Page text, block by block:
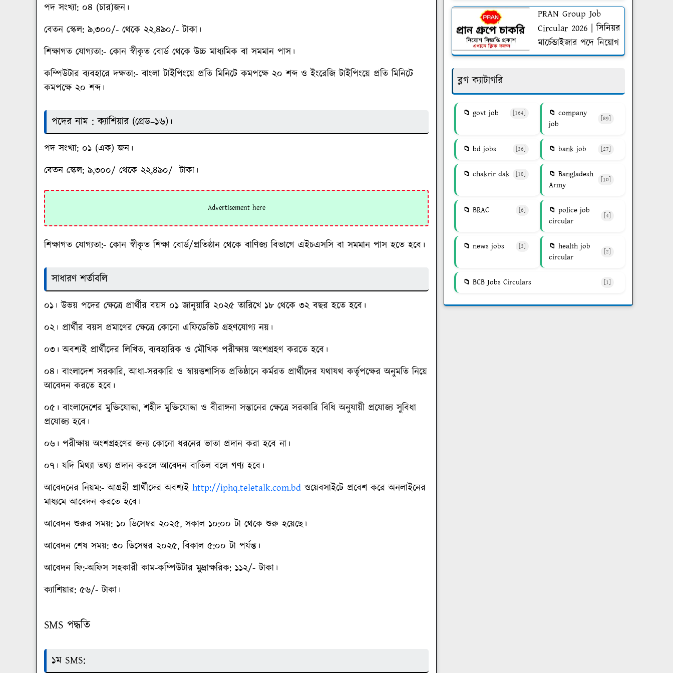
পদ সংখ্যা: ০৪ (চার)জন।
বেতন স্কেল: ৯,৩০০/- থেকে ২২,৪৯০/- টাকা।
শিক্ষাগত যোগ্যতা:- কোন স্বীকৃত বোর্ড থেকে উচ্চ মাধ্যমিক বা সমমান পাস।
কম্পিউটার ব্যবহারে দক্ষতা:- বাংলা টাইপিংয়ে প্রতি মিনিটে কমপক্ষে ২০ শব্দ ও ইংরেজি টাইপিংয়ে প্রতি মিনিটে
কমপক্ষে ২০ শব্দ।
পদের নাম : ক্যাশিয়ার (গ্রেড–১৬)।
পদ সংখ্যা: ০১ (এক) জন।
বেতন স্কেল: ৯,৩০০/ থেকে ২২,৪৯০/- টাকা।
শিক্ষাগত যোগ্যতা:- কোন স্বীকৃত শিক্ষা বোর্ড/প্রতিষ্ঠান থেকে বাণিজ্য বিভাগে এইচএসসি বা সমমান পাস হতে হবে।
সাধারণ শর্তাবলি
০১। উভয় পদের ক্ষেত্রে প্রার্থীর বয়স ০১ জানুয়ারি ২০২৫ তারিখে ১৮ থেকে ৩২ বছর হতে হবে।
০২। প্রার্থীর বয়স প্রমাণের ক্ষেত্রে কোনো এফিডেভিট গ্রহণযোগ্য নয়।
০৩। অবশ্যই প্রার্থীদের লিখিত, ব্যবহারিক ও মৌখিক পরীক্ষায় অংশগ্রহণ করতে হবে।
০৪। বাংলাদেশ সরকারি, আধা-সরকারি ও স্বায়ত্তশাসিত প্রতিষ্ঠানে কর্মরত প্রার্থীদের যথাযথ কর্তৃপক্ষের অনুমতি নিয়ে
আবেদন করতে হবে।
০৫। বাংলাদেশের মুক্তিযোদ্ধা, শহীদ মুক্তিযোদ্ধা ও বীরাঙ্গনা সন্তানের ক্ষেত্রে সরকারি বিধি অনুযায়ী প্রযোজ্য সুবিধা
প্রযোজ্য হবে।
০৬। পরীক্ষায় অংশগ্রহণের জন্য কোনো ধরনের ভাতা প্রদান করা হবে না।
০৭। যদি মিথ্যা তথ্য প্রদান করলে আবেদন বাতিল বলে গণ্য হবে।
আবেদনের নিয়ম:-আগ্রহী প্রার্থীদের অবশ্যই http://iphq.teletalk.com.bd ওয়েবসাইটে প্রবেশ করে অনলাইনের
মাধ্যমে আবেদন করতে হবে।
আবেদন শুরুর সময়: ১০ ডিসেম্বর ২০২৫, সকাল ১০:০০ টা থেকে শুরু হয়েছে।
আবেদন শেষ সময়: ৩০ ডিসেম্বর ২০২৫, বিকাল ৫:০০ টা পর্যন্ত।
আবেদন ফি:-অফিস সহকারী কাম-কম্পিউটার মুদ্রাক্ষরিক: ১১২/- টাকা।
ক্যাশিয়ার: ৫৬/- টাকা।
SMS পদ্ধতি
১ম SMS:
PRAN Group Job
Circular 2026 | সিনিয়র
মার্চেন্ডাইজার পদে নিয়োগ
ব্লগ ক্যাটাগরি
govt job [164]
company
job
[89]
bd jobs [36] bank job [27]
chakrir dak [18]
Bangladesh
Army
[10]
BRAC [6]
police job
circular
[4]
news jobs [3]
health job
circular
[2]
BCB Jobs Circulars [1]